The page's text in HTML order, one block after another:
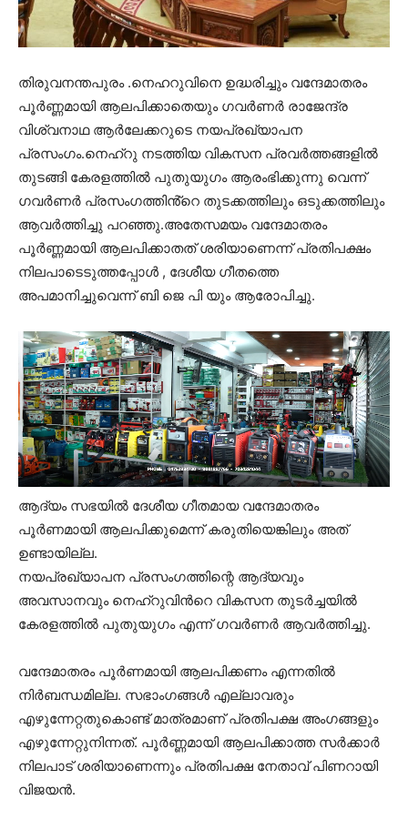
തിരുവനന്തപുരം .നെഹറുവിനെ ഉദ്ധരിച്ചും വന്ദേമാതരം
പൂർണ്ണമായി ആലപിക്കാതെയും ഗവർണർ രാജേന്ദ്ര
വിശ്വനാഥ ആർലേക്കറുടെ നയപ്രഖ്യാപന
പ്രസംഗം.നെഹ്‌റു നടത്തിയ വികസന പ്രവർത്തങ്ങളിൽ
തുടങ്ങി കേരളത്തിൽ പുതുയുഗം ആരംഭിക്കുന്നു വെന്ന്
ഗവർണർ പ്രസംഗത്തിൻ്റെ തുടക്കത്തിലും ഒടുക്കത്തിലും
ആവർത്തിച്ചു പറഞ്ഞു.അതേസമയം വന്ദേമാതരം
പൂർണ്ണമായി ആലപിക്കാതത് ശരിയാണെന്ന് പ്രതിപക്ഷം
നിലപാടെടുത്തപ്പോൾ , ദേശീയ ഗീതത്തെ
അപമാനിച്ചുവെന്ന് ബി ജെ പി യും ആരോപിച്ചു.
ആദ്യം സഭയിൽ ദേശീയ ഗീതമായ വന്ദേമാതരം
പൂർണമായി ആലപിക്കുമെന്ന് കരുതിയെങ്കിലും അത്
ഉണ്ടായില്ല.
നയപ്രഖ്യാപന പ്രസംഗത്തിന്റെ ആദ്യവും
അവസാനവും നെഹ്റുവിൻറെ വികസന തുടർച്ചയിൽ
കേരളത്തിൽ പുതുയുഗം എന്ന് ഗവർണർ ആവർത്തിച്ചു.
വന്ദേമാതരം പൂർണമായി ആലപിക്കണം എന്നതിൽ
നിർബന്ധമില്ല. സഭാംഗങ്ങൾ എല്ലാവരും
എഴുന്നേറ്റതുകൊണ്ട് മാത്രമാണ് പ്രതിപക്ഷ അംഗങ്ങളും
എഴുന്നേറ്റുനിന്നത്. പൂർണ്ണമായി ആലപിക്കാത്ത സർക്കാർ
നിലപാട് ശരിയാണെന്നും പ്രതിപക്ഷ നേതാവ് പിണറായി
വിജയൻ.